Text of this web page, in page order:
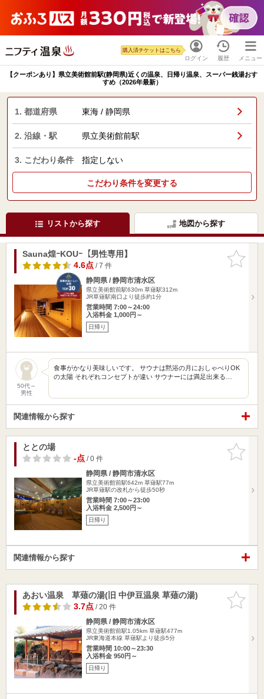
ログイン
購入済チケットはこちら
履歴 メニュー
【クーポンあり】県立美術館前駅(静岡県)近くの温泉、日帰り温泉、スーパー銭湯おす
すめ（2026年最新）
1. 都道府県 東海 / 静岡県
2. 沿線・駅 県立美術館前駅
3. こだわり条件 指定しない
こだわり条件を変更する
リストから探す 地図から探す
お気に入
りに追加
Sauna煌ｰKOUｰ【男性専用】
4.6点/ 7 件
静岡県 / 静岡市清水区
県立美術館前駅630m 草薙駅312m
JR草薙駅南口より徒歩約1分
営業時間 7:00～24:00
入浴料金 1,000円～
日帰り
50代～
男性
食事がかなり美味しいです。 サウナは黙浴の月におしゃべりOK
の太陽 それぞれコンセプトが違い サウナーには満足出来る…
関連情報から探す
お気に入
りに追加
ととの場
-点/ 0 件
静岡県 / 静岡市清水区
県立美術館前駅642m 草薙駅77m
JR草薙駅の改札から徒歩50秒
営業時間 7:00～23:00
入浴料金 2,500円～
日帰り
関連情報から探す
お気に入
りに追加
あおい温泉 草薙の湯(旧 中伊豆温泉 草薙の湯)
3.7点/ 20 件
静岡県 / 静岡市清水区
県立美術館前駅1.05km 草薙駅477m
JR東海道本線 草薙駅より徒歩5分
営業時間 10:00～23:30
入浴料金 950円～
日帰り